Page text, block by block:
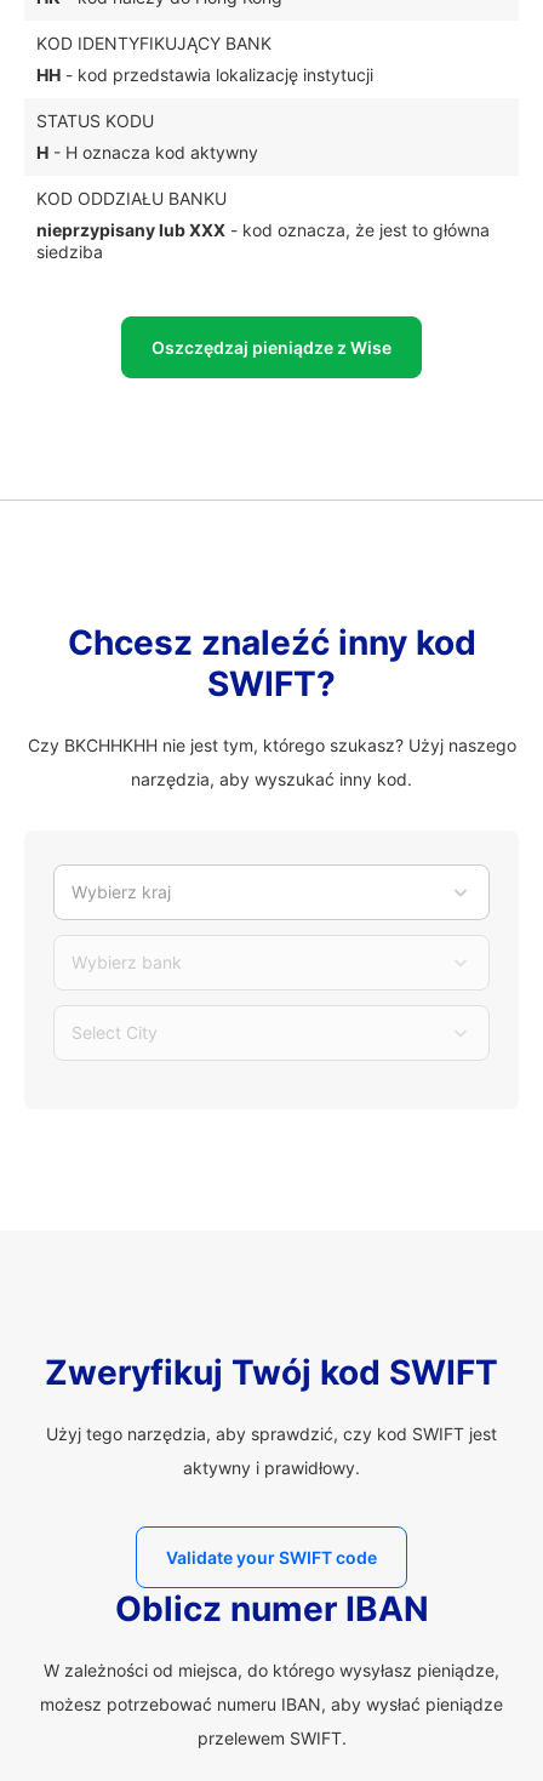
KOD IDENTYFIKUJĄCY BANK
HH - kod przedstawia lokalizację instytucji
STATUS KODU
H - H oznacza kod aktywny
KOD ODDZIAŁU BANKU
nieprzypisany lub XXX - kod oznacza, że jest to główna
siedziba
Oszczędzaj pieniądze z Wise
Chcesz znaleźć inny kod
SWIFT?
Czy BKCHHKHH nie jest tym, którego szukasz? Użyj naszego
narzędzia, aby wyszukać inny kod.
Wybierz kraj
Wybierz bank
Select City
Zweryfikuj Twój kod SWIFT
Użyj tego narzędzia, aby sprawdzić, czy kod SWIFT jest
aktywny i prawidłowy.
Validate your SWIFT code
Oblicz numer IBAN
W zależności od miejsca, do którego wysyłasz pieniądze,
możesz potrzebować numeru IBAN, aby wysłać pieniądze
przelewem SWIFT.